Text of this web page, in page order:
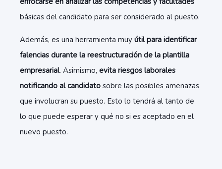
básicas del candidato para ser considerado al puesto.
Además, es una herramienta muy útil para identificar
falencias durante la reestructuración de la plantilla
empresarial. Asimismo, evita riesgos laborales
notificando al candidato sobre las posibles amenazas
que involucran su puesto. Esto lo tendrá al tanto de
lo que puede esperar y qué no si es aceptado en el
nuevo puesto.